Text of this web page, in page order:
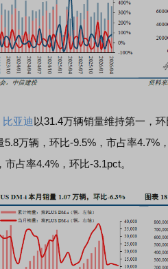
比亚迪 以31.4万辆销量维持第一，
万辆，环比-9.5%，市占率4.7%
占率4.4%，环比-3.1pct。